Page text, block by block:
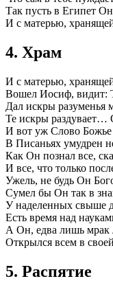
Так пусть в Египет
И с матерью,
4. Храм
И с матерью,
Вошел Иосиф, видит:
Дал искры разуменья
Те искры раздувает…
И вот уж Слово Божье
В Писаньях умудрен
Как Он познал все,
И все, что только
Ужель, не будь Он
Сумел бы Он так в
У наделенных свыше
Есть время над
А Он, едва лишь мрак
Открылся всем в
5. Распятие